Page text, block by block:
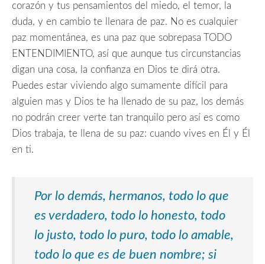
corazón y tus pensamientos del miedo, el temor, la
duda, y en cambio te llenara de paz. No es cualquier
paz momentánea, es una paz que sobrepasa TODO
ENTENDIMIENTO, así que aunque tus circunstancias
digan una cosa, la confianza en Dios te dirá otra.
Puedes estar viviendo algo sumamente difícil para
alguien mas y Dios te ha llenado de su paz, los demás
no podrán creer verte tan tranquilo pero así es como
Dios trabaja, te llena de su paz: cuando vives en Él y Él
en ti.
Por lo demás, hermanos, todo lo que
es verdadero, todo lo honesto, todo
lo justo, todo lo puro, todo lo amable,
todo lo que es de buen nombre; si